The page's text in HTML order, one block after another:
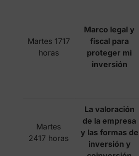
Martes 1717
horas
Marco legal y
fiscal para
proteger mi
inversión
Martes
2417 horas
La valoración
de la empresa
y las formas de
inversión y